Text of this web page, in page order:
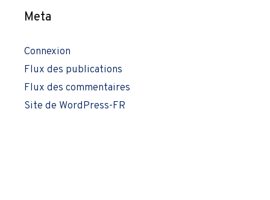
Meta
Connexion
Flux des publications
Flux des commentaires
Site de WordPress-FR